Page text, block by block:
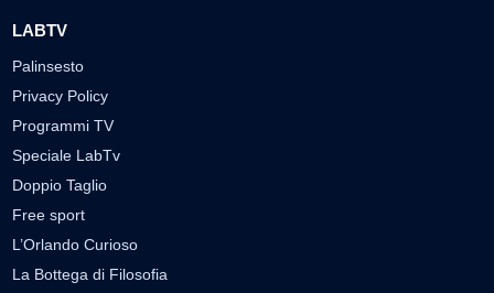
LABTV
Palinsesto
Privacy Policy
Programmi TV
Speciale LabTv
Doppio Taglio
Free sport
L’Orlando Curioso
La Bottega di Filosofia